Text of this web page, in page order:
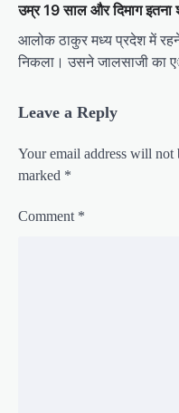
उम्र 19 साल और दिमाग इतना
आलोक ठाकुर मध्य प्रदेश में
निकला। उसने जालसाजी का
Leave a Reply
Your email address will not
marked *
Comment *